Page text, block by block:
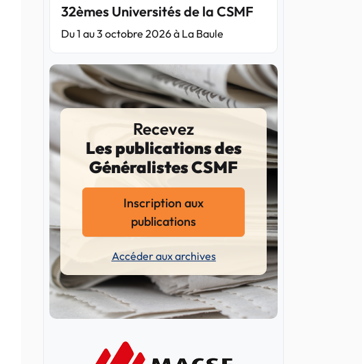
32èmes Universités de la CSMF
Du 1 au 3 octobre 2026 à La Baule
Recevez
Les publications des
Généralistes CSMF
Inscription aux
publications
Accéder aux archives